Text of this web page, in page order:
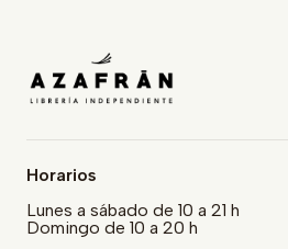
Horarios
Lunes a sábado de 10 a 21 h
Domingo de 10 a 20 h